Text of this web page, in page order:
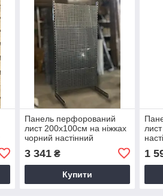
Панель перфорований
лист 200х100см на ніжках
чорний настінний
посилений по периметру
трубою
3 341₴
Купити
1